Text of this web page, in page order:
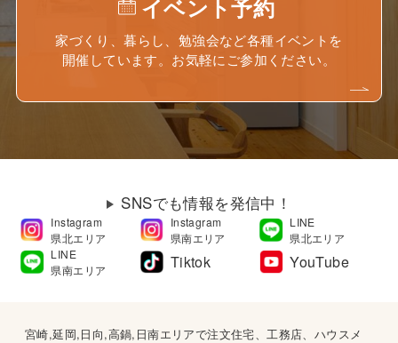
イベント予約
家づくり、暮らし、勉強会など各種イベントを
開催しています。お気軽にご参加ください。
SNSでも情報を発信中！
Instagram
県北エリア
Instagram
県南エリア
LINE
県北エリア
LINE
県南エリア
Tiktok YouTube
宮崎,延岡,日向,高鍋,日南エリアで注文住宅、工務店、ハウスメ